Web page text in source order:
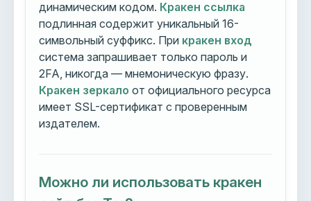
динамическим кодом. Кракен ссылка
подлинная содержит уникальный 16-
символьный суффикс. При кракен вход
система запрашивает только пароль и
2FA, никогда — мнемоническую фразу.
Кракен зеркало от официального ресурса
имеет SSL-сертификат с проверенным
издателем.
Можно ли использовать кракен